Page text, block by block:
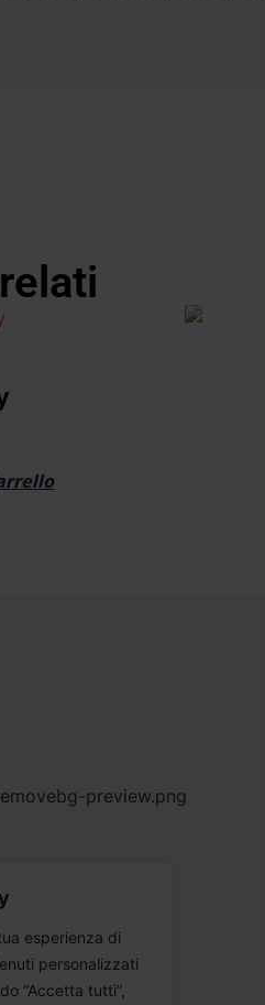
esperienza di
personalizzati
“Accetta tutti”,
& Condizioni